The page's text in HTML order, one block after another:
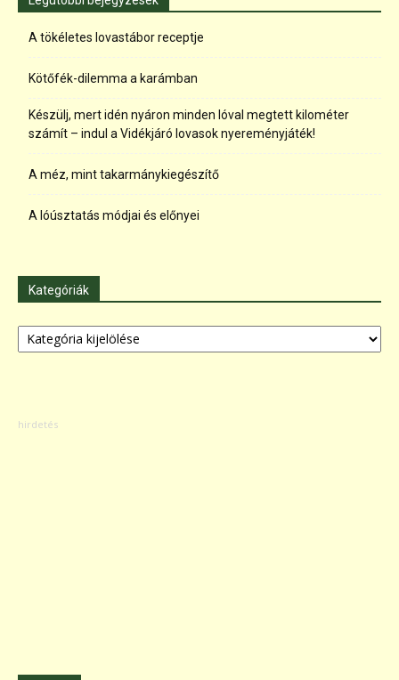
A tökéletes lovastábor receptje
Kötőfék-dilemma a karámban
Készülj, mert idén nyáron minden lóval megtett kilométer
számít – indul a Vidékjáró lovasok nyereményjáték!
A méz, mint takarmánykiegészítő
A lóúsztatás módjai és előnyei
Kategóriák
Kategóriák